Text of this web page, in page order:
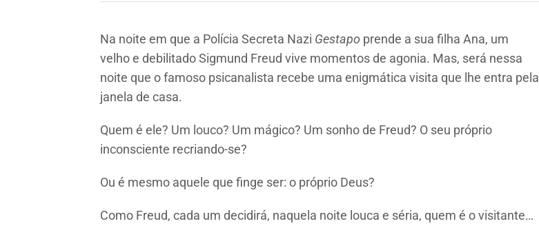
Na noite em que a Polícia Secreta Nazi Gestapo prende a sua filha Ana, um
velho e debilitado Sigmund Freud vive momentos de agonia. Mas, será nessa
noite que o famoso psicanalista recebe uma enigmática visita que lhe entra pela
janela de casa.
Quem é ele? Um louco? Um mágico? Um sonho de Freud? O seu próprio
inconsciente recriando-se?
Ou é mesmo aquele que finge ser: o próprio Deus?
Como Freud, cada um decidirá, naquela noite louca e séria, quem é o visitante…